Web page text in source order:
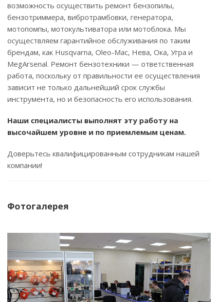
возможность осуществить ремонт бензопилы,
бензотриммера, вибротрамбовки, генератора,
мотопомпы, мотокультиватора или мотоблока. Мы
осуществляем гарантийное обслуживания по таким
брендам, как Husqvarna, Oleo-Mac, Нева, Ока, Угра и
MegArsenal. Ремонт бензотехники — ответственная
работа, поскольку от правильности ее осуществления
зависит не только дальнейший срок службы
инструмента, но и безопасность его использования.
Наши специалисты выполнят эту работу на
высочайшем уровне и по приемлемым ценам.
Доверьтесь квалифицированным сотрудникам нашей
компании!
Фотогалерея